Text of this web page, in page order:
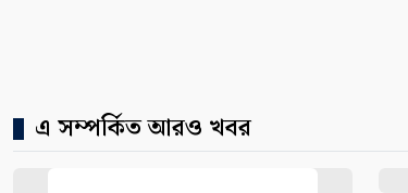
এ সম্পর্কিত আরও খবর